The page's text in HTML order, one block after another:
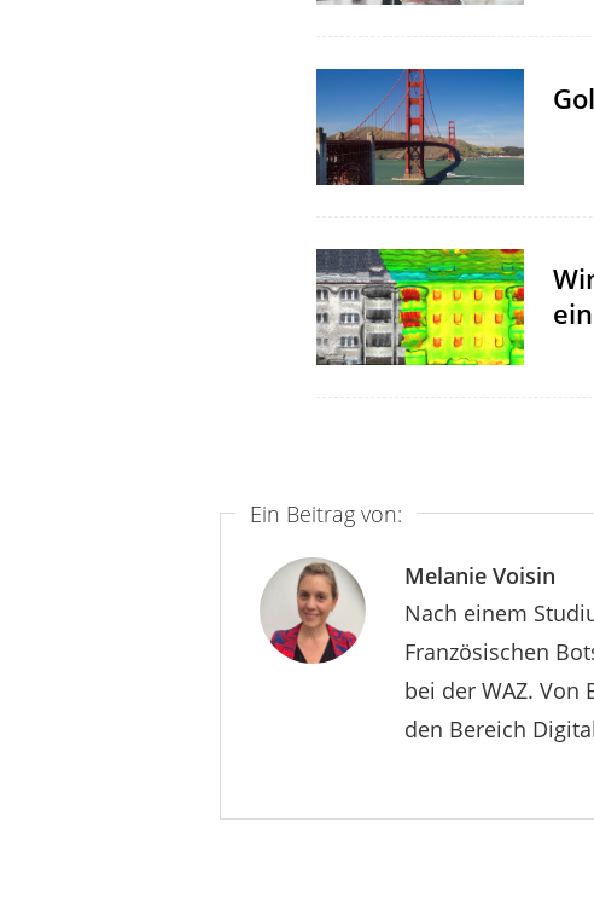
Ein Beitrag von:
Melanie Voisin
Nach einem
Französischen
bei der WAZ. Von
den Bereich